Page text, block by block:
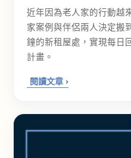
近年因為老人家的行動越
家案例與伴侶兩人決定搬
鐘的新租屋處，實現每日
計畫。